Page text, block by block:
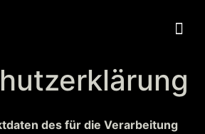
des für die Verarbeitung